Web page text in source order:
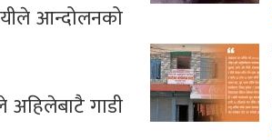
आन्दोलनको
अहिलेबाटै गाडी